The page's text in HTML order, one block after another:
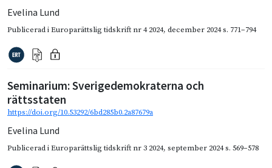
Evelina Lund
Publicerad iEuroparättslig tidskrift nr 4 2024, december 2024s. 771–794
Seminarium: Sverigedemokraterna och
rättsstaten
https://doi.org/10.53292/6bd285b0.2a87679a
Evelina Lund
Publicerad iEuroparättslig tidskrift nr 3 2024, september 2024s. 569–578